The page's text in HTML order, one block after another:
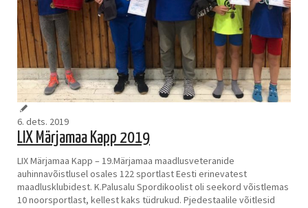
6. dets. 2019
LIX Märjamaa Kapp 2019
LIX Märjamaa Kapp – 19.Märjamaa maadlusveteranide
auhinnavõistlusel osales 122 sportlast Eesti erinevatest
maadlusklubidest. K.Palusalu Spordikoolist oli seekord võistlemas
10 noorsportlast, kellest kaks tüdrukud. Pjedestaalile võitlesid